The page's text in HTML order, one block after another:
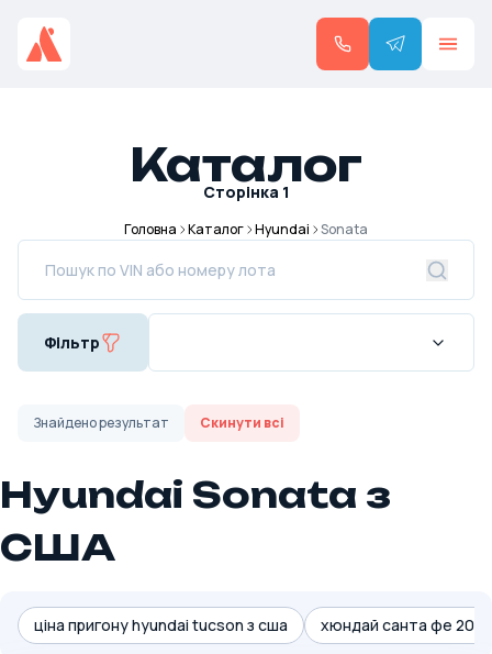
Каталог
Сторінка 1
Головна Каталог Hyundai Sonata
Фільтр
Знайденорезультат Скинути всі
Hyundai Sonata з
США
ціна пригону hyundai tucson з сша хюндай санта фе 2022